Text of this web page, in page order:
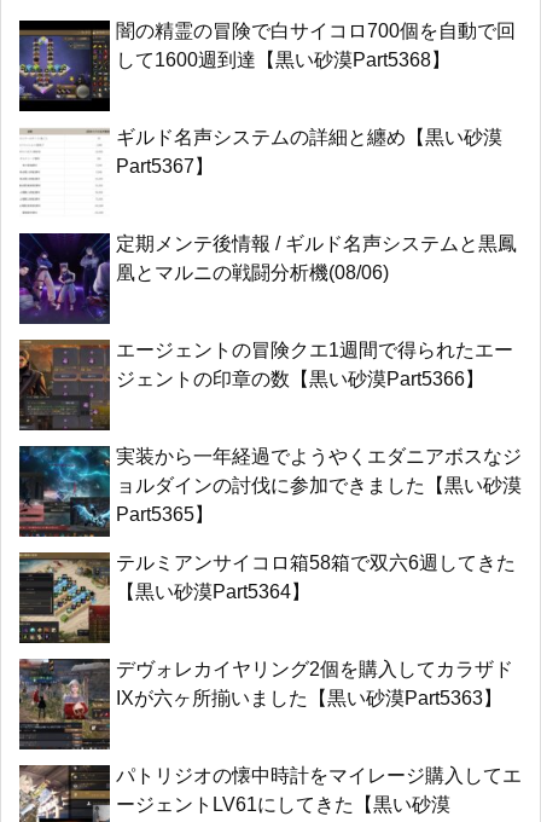
闇の精霊の冒険で白サイコロ700個を自動で回
して1600週到達【黒い砂漠Part5368】
ギルド名声システムの詳細と纏め【黒い砂漠
Part5367】
定期メンテ後情報 / ギルド名声システムと黒鳳
凰とマルニの戦闘分析機(08/06)
エージェントの冒険クエ1週間で得られたエー
ジェントの印章の数【黒い砂漠Part5366】
実装から一年経過でようやくエダニアボスなジ
ョルダインの討伐に参加できました【黒い砂漠
Part5365】
テルミアンサイコロ箱58箱で双六6週してきた
【黒い砂漠Part5364】
デヴォレカイヤリング2個を購入してカラザド
IXが六ヶ所揃いました【黒い砂漠Part5363】
パトリジオの懐中時計をマイレージ購入してエ
ージェントLV61にしてきた【黒い砂漠